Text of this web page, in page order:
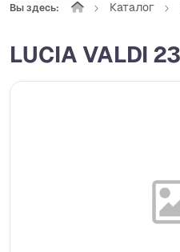
Вы здесь: Каталог
LUCIA VALDI